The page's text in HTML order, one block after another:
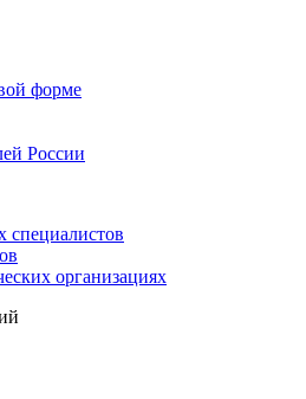
форме
России
специалистов
организациях